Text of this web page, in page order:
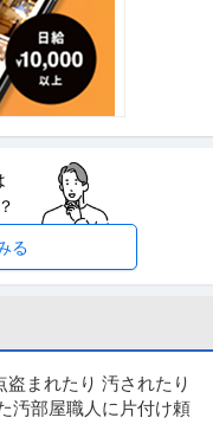
ク
種】IT・インターネット＞
ナー
他（教育・官公庁）など＞
可／賞与あり／年間休日
る
まれたり 汚されたり
汚部屋職人に片付け頼